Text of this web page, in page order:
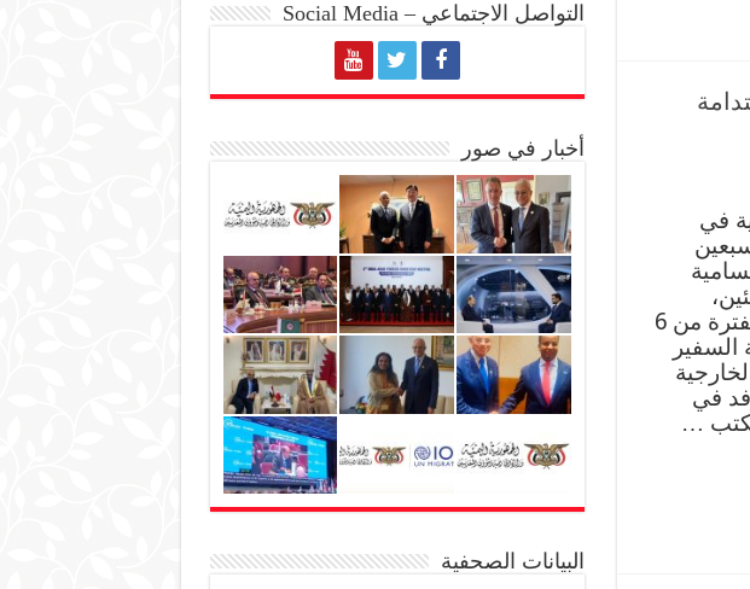
في
المنعقدة في جنيف خلال الفترة من 6
برئاسة السفير
في
…
التواصل الاجتماعي – Social Media
أخبار في صور
البيانات الصحفية